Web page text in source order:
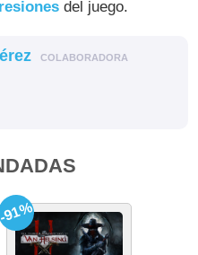
del juego.
COLABORADORA